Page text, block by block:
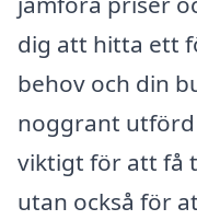
dig att hitta ett
behov och din
noggrant
viktigt för att få
utan också för